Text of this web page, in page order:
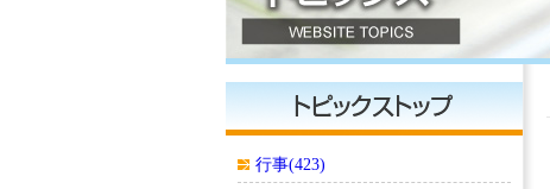
行事(423)